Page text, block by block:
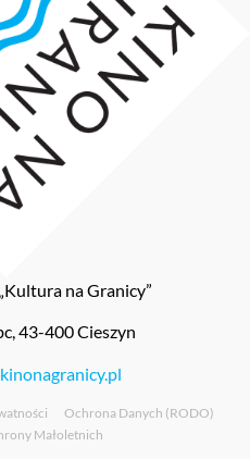
na Granicy”
43-400 Cieszyn
Ochrona Danych (RODO)
Małoletnich